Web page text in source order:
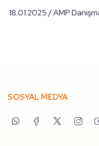
18.01.2025 / AMP
SOSYAL MEDYA